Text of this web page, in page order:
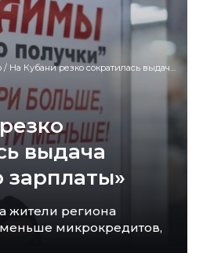
/ На Кубани резко сократилась выдача займов «до зарплаты»
выдача
зарплаты»
жители региона
микрокредитов,